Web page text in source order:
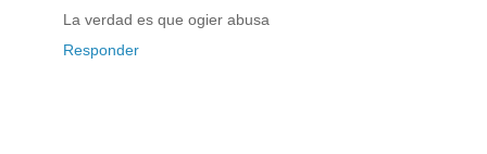
La verdad es que ogier abusa
Responder